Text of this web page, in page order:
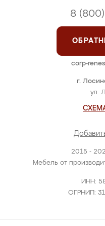
2015 -
Мебель от
ИНН:
ОГРНИП:
г.
ул.
8 (800)
corp-